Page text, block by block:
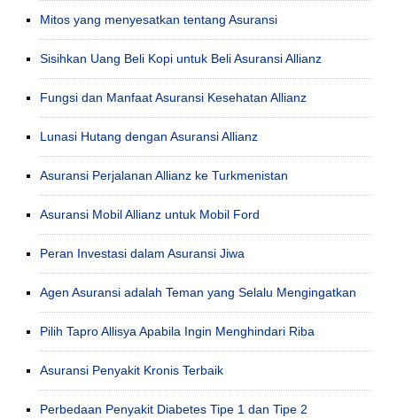
Mitos yang menyesatkan tentang Asuransi
Sisihkan Uang Beli Kopi untuk Beli Asuransi Allianz
Fungsi dan Manfaat Asuransi Kesehatan Allianz
Lunasi Hutang dengan Asuransi Allianz
Asuransi Perjalanan Allianz ke Turkmenistan
Asuransi Mobil Allianz untuk Mobil Ford
Peran Investasi dalam Asuransi Jiwa
Agen Asuransi adalah Teman yang Selalu Mengingatkan
Pilih Tapro Allisya Apabila Ingin Menghindari Riba
Asuransi Penyakit Kronis Terbaik
Perbedaan Penyakit Diabetes Tipe 1 dan Tipe 2